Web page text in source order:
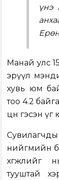
үнэ
Манай улс
эрүүл
хувь юм
тоо 4.2
цөөн гэсэн үг
нийгмийн
хөгжлийг
тууштай